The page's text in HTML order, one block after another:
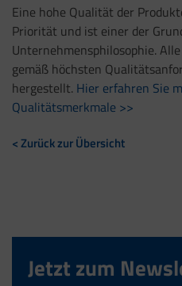
Eine hohe Qualität der
Priorität und ist einer der
Unternehmensphilosophie.
gemäß höchsten
hergestellt. Hier erfahren Sie
Qualitätsmerkmale >>
< Zurück zur Übersicht
Jetzt zum